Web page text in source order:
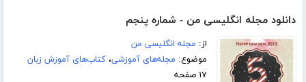
دانلود مجله انگلیسی من - شماره پنجم
از: مجله انگلیسی من
موضوع: مجله‌های آموزشی،کتاب‌های آموزش زبان
۱۷ صفحه